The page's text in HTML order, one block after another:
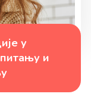
у
и